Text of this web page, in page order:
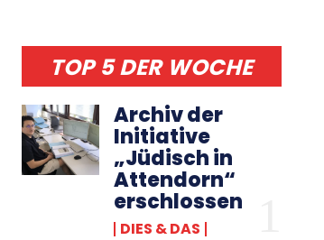
TOP 5 DER WOCHE
Archiv der
Initiative
„Jüdisch in
Attendorn“
erschlossen
DIES & DAS